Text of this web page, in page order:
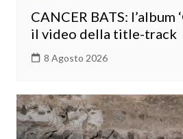
CANCER BATS: l’album
il video della title-track
8 Agosto 2026